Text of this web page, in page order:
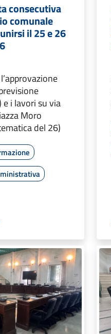
consecutiva
comunale
il 25 e 26
e i lavori su via
Moro
del 26)